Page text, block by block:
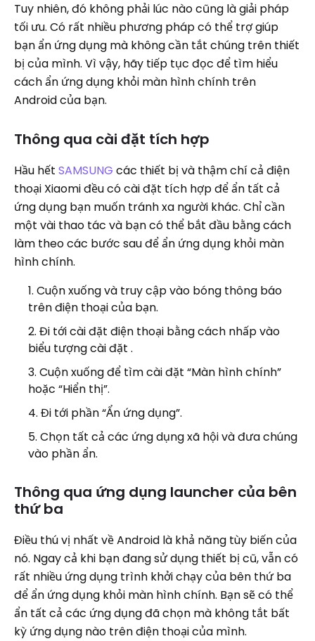
Tuy nhiên, đó không phải lúc nào cũng là giải pháp
tối ưu. Có rất nhiều phương pháp có thể trợ giúp
bạn ẩn ứng dụng mà không cần tắt chúng trên thiết
bị của mình. Vì vậy, hãy tiếp tục đọc để tìm hiểu
cách ẩn ứng dụng khỏi màn hình chính trên
Android của bạn.
Thông qua cài đặt tích hợp
Hầu hết SAMSUNG các thiết bị và thậm chí cả điện
thoại Xiaomi đều có cài đặt tích hợp để ẩn tất cả
ứng dụng bạn muốn tránh xa người khác. Chỉ cần
một vài thao tác và bạn có thể bắt đầu bằng cách
làm theo các bước sau để ẩn ứng dụng khỏi màn
hình chính.
Cuộn xuống và truy cập vào bóng thông báo
trên điện thoại của bạn.
Đi tới cài đặt điện thoại bằng cách nhấp vào
biểu tượng cài đặt .
Cuộn xuống để tìm cài đặt “Màn hình chính”
hoặc “Hiển thị”.
Đi tới phần “Ẩn ứng dụng”.
Chọn tất cả các ứng dụng xã hội và đưa chúng
vào phần ẩn.
Thông qua ứng dụng launcher của bên
thứ ba
Điều thú vị nhất về Android là khả năng tùy biến của
nó. Ngay cả khi bạn đang sử dụng thiết bị cũ, vẫn có
rất nhiều ứng dụng trình khởi chạy của bên thứ ba
để ẩn ứng dụng khỏi màn hình chính. Bạn sẽ có thể
ẩn tất cả các ứng dụng đã chọn mà không tắt bất
kỳ ứng dụng nào trên điện thoại của mình.